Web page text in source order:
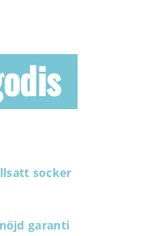
socker
garanti